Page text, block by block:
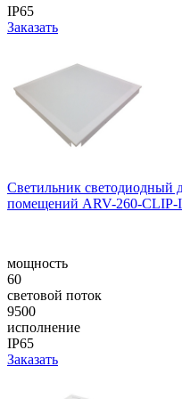
IP65
Заказать
Светильник светодиодный
помещений ARV-260-CLIP-
мощность
60
световой поток
9500
исполнение
IP65
Заказать